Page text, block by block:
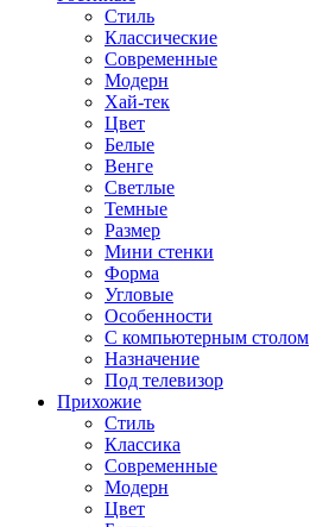
Стиль
Классические
Современные
Модерн
Хай-тек
Цвет
Белые
Венге
Светлые
Темные
Размер
Мини стенки
Форма
Угловые
Особенности
С компьютерным столом
Назначение
Под телевизор
Прихожие
Стиль
Классика
Современные
Модерн
Цвет